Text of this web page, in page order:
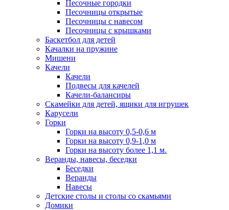
Песочные городки
Песочницы открытые
Песочницы с навесом
Песочницы с крышками
Баскетбол для детей
Качалки на пружине
Мишени
Качели
Качели
Подвесы для качелей
Качели-балансиры
Скамейки для детей, ящики для игрушек
Карусели
Горки
Горки на высоту 0,5-0,6 м
Горки на высоту 0,9-1,0 м
Горки на высоту более 1,1 м.
Веранды, навесы, беседки
Беседки
Веранды
Навесы
Детские столы и столы со скамьями
Домики